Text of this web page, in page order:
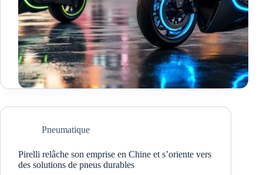
Pneumatique
Pirelli relâche son emprise en Chine et s’oriente vers
des solutions de pneus durables